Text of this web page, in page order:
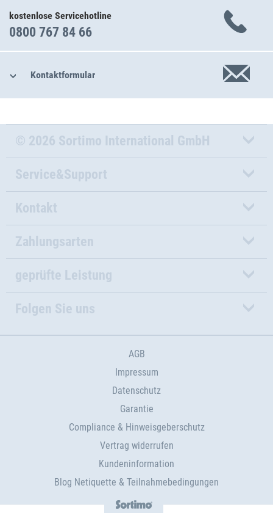
kostenlose Servicehotline
0800 767 84 66
Kontaktformular
© 2026 Sortimo International GmbH
Service&Support
Kontakt
Zahlungsarten
geprüfte Leistung
Folgen Sie uns
AGB
Impressum
Datenschutz
Garantie
Compliance & Hinweisgeberschutz
Vertrag widerrufen
Kundeninformation
Blog Netiquette & Teilnahmebedingungen